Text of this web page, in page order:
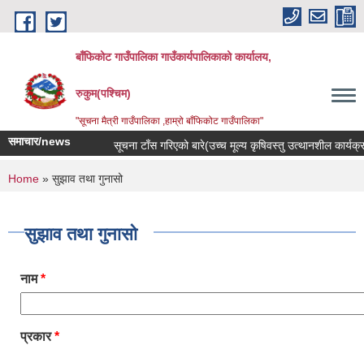
Skip to main content
बाँफिकोट गाउँपालिका गाउँकार्यपालिकाको कार्यालय,
रुकुम(पश्चिम)
"सूचना मैत्री गाउँपालिका ,हाम्रो बाँफिकोट गाउँपालिका"
समाचार/news सूचना टाँस गरिएको बारे(उच्च मूल्य कृषिवस्तु उत्थानशील कार्यक्रम,
You are here
Home » सुझाव तथा गुनासो
सुझाव तथा गुनासो
नाम*
प्रकार*